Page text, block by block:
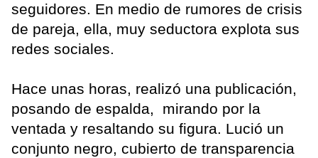
seguidores. En medio de rumores de crisis
de pareja, ella, muy seductora explota sus
redes sociales.
Hace unas horas, realizó una publicación,
posando de espalda, mirando por la
ventada y resaltando su figura. Lució un
conjunto negro, cubierto de transparencia